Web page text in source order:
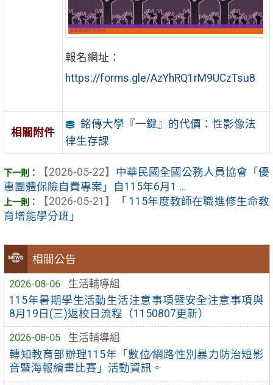
相關公告
2026-08-06
生活輔導組
115年暑期學生活動生活注意事項暨安全注意事項與
8月19日(三)返校日流程（1150807更新）
2026-08-05
生活輔導組
轉知教育部辦理115年「數位∕網路性別暴力防治短影
音暨海報繪畫比賽」活動資訊。
報名網址：
https://forms.gle/AzYhRQ1rM9UCzTsu8
相關附件
銘傳大學『一鍵』的代價：性影像法
律生存課
【2026-05-22】 中華民國全國公務人員協會「優
惠團體保險自費專案」自115年6月1 ...
【2026-05-21】
「 115年度教師在職進修生命教
育增能學分班」